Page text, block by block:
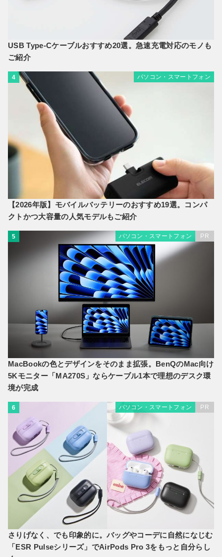
USB Type-Cケーブルおすすめ20選。急速充電対応のモノも
ご紹介
4 パソコン・スマートフォン
【2026年版】モバイルバッテリーのおすすめ19選。コンパ
クトかつ大容量の人気モデルもご紹介
5 パソコン・スマートフォン PR
MacBookの色とデザインをそのまま拡張。BenQのMac向け
5Kモニター「MA270S」ならケーブル1本で理想のデスク環
境が完成
6 パソコン・スマートフォン PR
さりげなく、でも印象的に。バッグやコーデに自然になじむ
「ESR Pulseシリーズ」でAirPods Pro 3をもっと自分らし